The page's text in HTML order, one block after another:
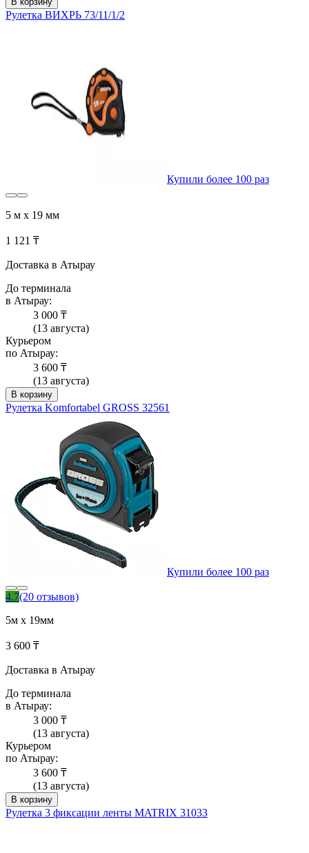
Рулетка ВИХРЬ 73/11/1/2
Купили более 100 раз
5 м х 19 мм
1 121 ₸
Доставка в Атырау
До терминала
в Атырау:
3 000 ₸
(13 августа)
Курьером
по Атырау:
3 600 ₸
(13 августа)
В корзину
Рулетка Komfortabel GROSS 32561
Купили более 100 раз
4.7(20 отзывов)
5м х 19мм
3 600 ₸
Доставка в Атырау
До терминала
в Атырау:
3 000 ₸
(13 августа)
Курьером
по Атырау:
3 600 ₸
(13 августа)
В корзину
Рулетка 3 фиксации ленты MATRIX 31033